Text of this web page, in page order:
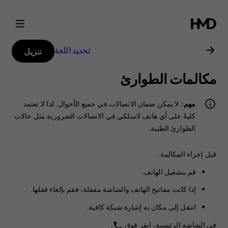
دليل
مستخدم
هاتف
Nokia
تحديد اللغة تنزيل
مكالمات الطوارئ
مهم: لا يمكن ضمان الاتصالات في جميع الأحوال. لذا لا تعتمد
كليةً على أي هاتف لاسلكي في الاتصالات الضرورية مثل حالات
الطوارئ الطبية.
قبل إجراء المكالمة:
قم بتشغيل الهاتف.
إذا كانت مفاتيح الهاتف والشاشة مقفلة، فقم بإلغاء قفلها.
انتقل إلى مكان به إشارة شبكة كافية.
في الشاشة الرئيسية، انقر فوق phone
.